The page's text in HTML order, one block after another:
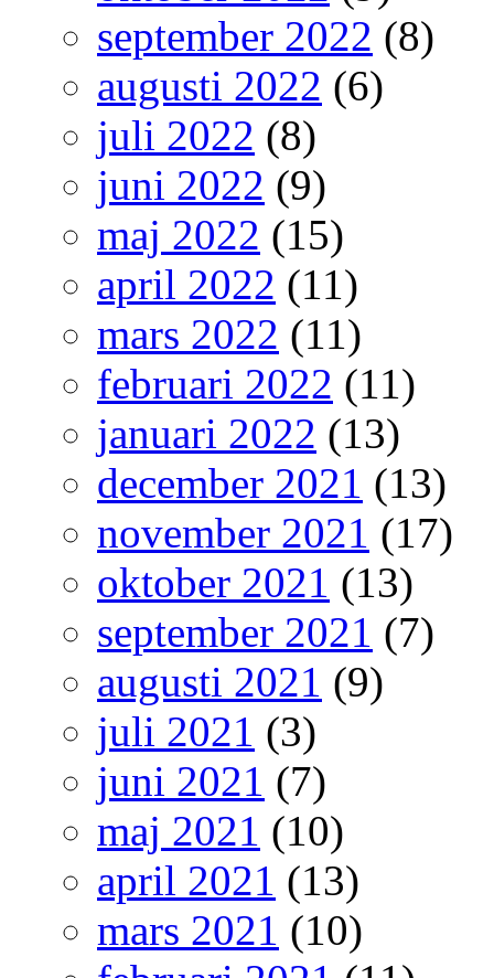
september 2022 (8)
augusti 2022 (6)
juli 2022 (8)
juni 2022 (9)
maj 2022 (15)
april 2022 (11)
mars 2022 (11)
februari 2022 (11)
januari 2022 (13)
december 2021 (13)
november 2021 (17)
oktober 2021 (13)
september 2021 (7)
augusti 2021 (9)
juli 2021 (3)
juni 2021 (7)
maj 2021 (10)
april 2021 (13)
mars 2021 (10)